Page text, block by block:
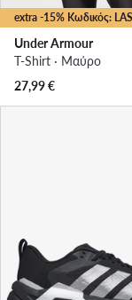
extra -15% Κωδικός:
Under Armour
T-Shirt · Μαύρο
27,99€